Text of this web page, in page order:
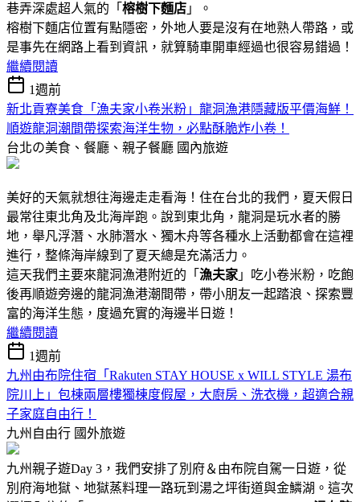
巷弄深處超人氣的「 榕樹下麵店 」。
榕樹下麵店位置有點隱密，外地人要是沒有在地熟人帶路，或
是事先在網路上看到資訊，就算騎車開車經過也很容易錯過！
繼續閱讀
1週前
新北貢寮美食「漁夫家小卷米粉」龍洞漁港隱藏版平價海鮮！
順遊龍洞潮間帶探索海洋生物，必點酥脆炸小卷！
台北の美食、餐廳、親子餐廳 國內旅遊
美好的天氣就想往海邊走走看海！住在台北的我們，夏天假日
最常往東北角及北海岸跑。說到東北角，龍洞是玩水者的勝
地，舉凡浮潛、水肺潛水、獨木舟等各種水上活動都會在這裡
進行，整條海岸線到了夏天總是充滿活力。
這天我們主要來龍洞漁港附近的「 漁夫家 」吃小卷米粉，吃飽
後再順遊旁邊的龍洞漁港潮間帶，帶小朋友一起踏浪、探索豐
富的海洋生態，度過充實的海邊半日遊！
繼續閱讀
1週前
九州由布院住宿「Rakuten STAY HOUSE x WILL STYLE 湯布
院川上」包棟兩層樓獨棟度假屋，大廚房、洗衣機，超適合親
子家庭自由行！
九州自由行 國外旅遊
九州親子遊Day 3，我們安排了別府＆由布院自駕一日遊，從
別府海地獄、地獄蒸料理一路玩到湯之坪街道與金鱗湖。這次